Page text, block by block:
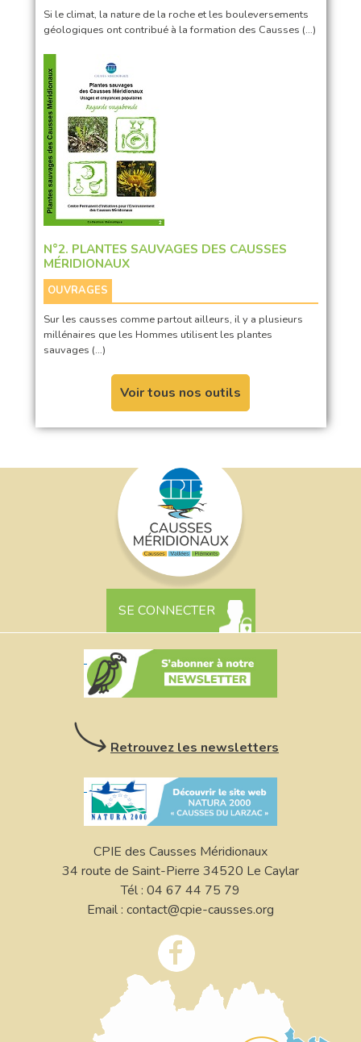
Si le climat, la nature de la roche et les bouleversements
géologiques ont contribué à la formation des Causses (…)
N°2. PLANTES SAUVAGES DES CAUSSES
MÉRIDIONAUX
OUVRAGES
Sur les causses comme partout ailleurs, il y a plusieurs
millénaires que les Hommes utilisent les plantes
sauvages (…)
Voir tous nos outils
SE CONNECTER
Retrouvez les newsletters
CPIE des Causses Méridionaux
34 route de Saint-Pierre 34520 Le Caylar
Tél : 04 67 44 75 79
Email : contact@cpie-causses.org